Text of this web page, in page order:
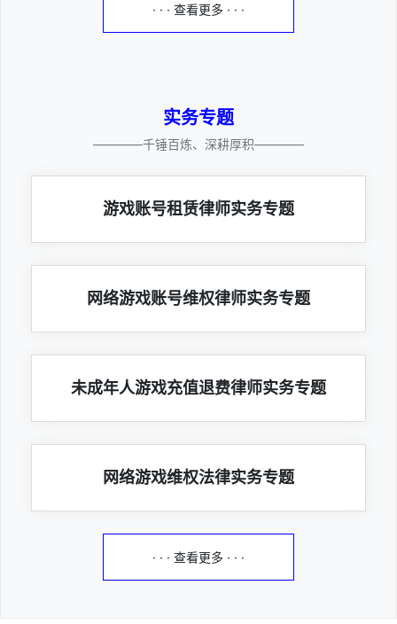
· · · 查看更多 · · ·
实务专题
————千锤百炼、深耕厚积————
游戏账号租赁律师实务专题
网络游戏账号维权律师实务专题
未成年人游戏充值退费律师实务专题
网络游戏维权法律实务专题
· · · 查看更多 · · ·